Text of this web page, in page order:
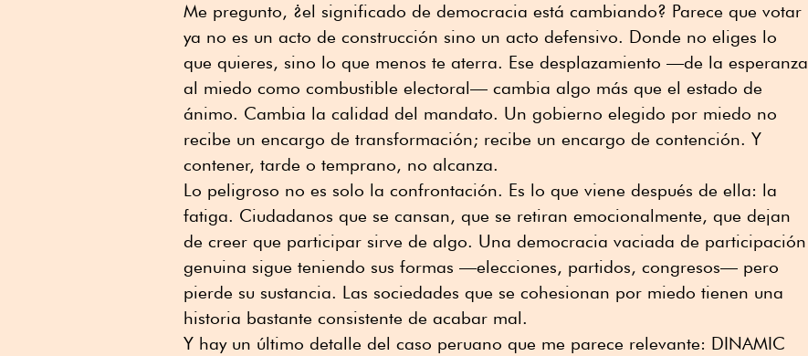
Me pregunto, ¿el significado de democracia está cambiando? Parece que votar
ya no es un acto de construcción sino un acto defensivo. Donde no eliges lo
que quieres, sino lo que menos te aterra. Ese desplazamiento —de la esperanza
al miedo como combustible electoral— cambia algo más que el estado de
ánimo. Cambia la calidad del mandato. Un gobierno elegido por miedo no
recibe un encargo de transformación; recibe un encargo de contención. Y
contener, tarde o temprano, no alcanza.
Lo peligroso no es solo la confrontación. Es lo que viene después de ella: la
fatiga. Ciudadanos que se cansan, que se retiran emocionalmente, que dejan
de creer que participar sirve de algo. Una democracia vaciada de participación
genuina sigue teniendo sus formas —elecciones, partidos, congresos— pero
pierde su sustancia. L as sociedades que se cohesionan por miedo tienen una
historia bastante consistente de acabar mal.
Y hay un último detalle del caso peruano que me parece relevante: DINAMIC